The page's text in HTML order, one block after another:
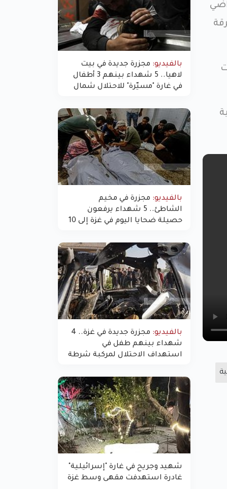
بالفيديو: مجزرة جديدة في بيت
لاهيا.. 5 شهداء بينهم 3 أطفال
في غارة "مسيّرة" للاحتلال شمال
بالفيديو: مجزرة في مخيم
الشاطئ.. 5 شهداء يرفعون
حصيلة ضحايا اليوم في غزة إلى 10
بالفيديو:
مجزرة جديدة في غزة.. 4
شهداء بينهم طفل في
استهداف الاحتلال لمركبة شرطة
شهيد وجريح في غارة "إسرائيلية"
غادرة استهدفت مقهى وسط غزة